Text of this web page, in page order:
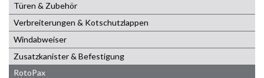
Türen & Zubehör
Verbreiterungen & Kotschutzlappen
Windabweiser
Zusatzkanister & Befestigung
RotoPax